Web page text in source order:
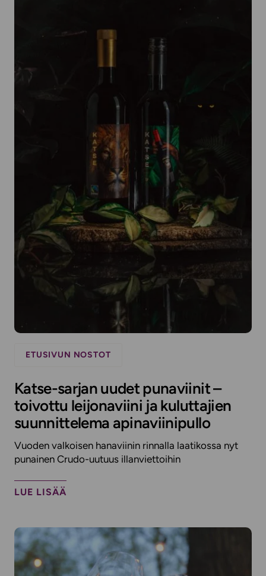
ETUSIVUN NOSTOT
Katse-sarjan uudet punaviinit –
toivottu leijonaviini ja kuluttajien
suunnittelema apinaviinipullo
Vuoden valkoisen hanaviinin rinnalla laatikossa nyt
punainen Crudo-uutuus illanviettoihin
LUE LISÄÄ